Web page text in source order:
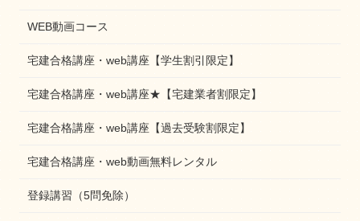
WEB動画コース
宅建合格講座・web講座【学生割引限定】
宅建合格講座・web講座★【宅建業者割限定】
宅建合格講座・web講座【過去受験割限定】
宅建合格講座・web動画無料レンタル
登録講習（5問免除）